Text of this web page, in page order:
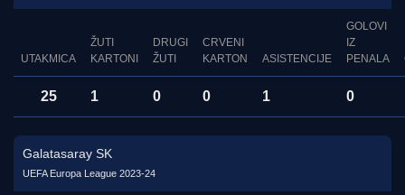
UTAKMICA
ŽUTI
KARTONI
DRUGI
ŽUTI
CRVENI
KARTON
ASISTENCIJE
GOLOVI
IZ
PENALA
25 1 0 0 1 0
Galatasaray SK
UEFA Europa League 2023-24